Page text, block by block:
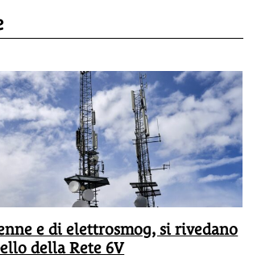
e di elettrosmog, si rivedano
della Rete 6V